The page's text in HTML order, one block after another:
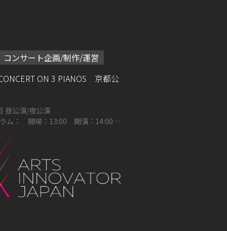
コンサート企画/制作/運営
ON 3 PIANOS 京都公
2026年10月18日 昼公演/夜公演
ラム： 開場：13:00 開演：14:00
： 開場：16:00 開演：17:00 ロー
インホール